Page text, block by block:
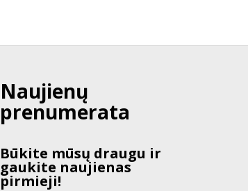
Naujienų
prenumerata
Būkite mūsų draugu ir
gaukite naujienas
pirmieji!